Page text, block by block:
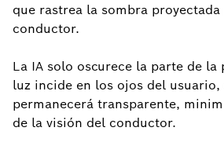
que rastrea la sombra
conductor.
La IA solo oscurece la parte de la
luz incide en los ojos del usuario,
permanecerá transparente,
de la visión del conductor.